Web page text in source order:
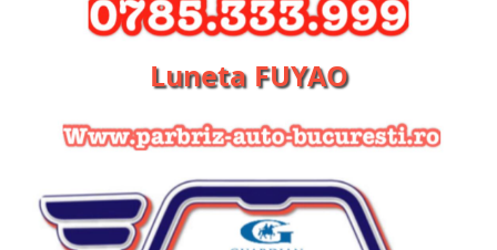
Luneta FUYAO